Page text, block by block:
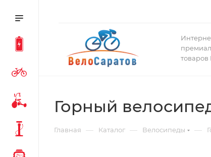
товаров
Горный
Главная — Каталог — Велосипеды —